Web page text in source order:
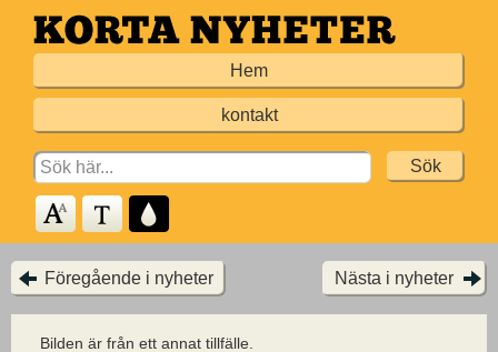
Hoppa
till
Hem
kontakt
Search
for:
Föregående i nyheter Nästa i nyheter
Bilden är från ett annat tillfälle.